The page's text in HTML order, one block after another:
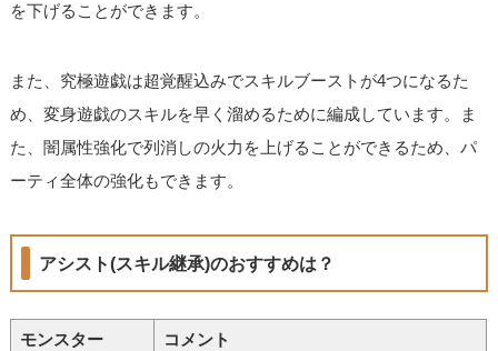
を下げることができます。
また、究極遊戯は超覚醒込みでスキルブーストが4つになるた
め、変身遊戯のスキルを早く溜めるために編成しています。ま
た、闇属性強化で列消しの火力を上げることができるため、パ
ーティ全体の強化もできます。
アシスト(スキル継承)のおすすめは？
モンスター コメント